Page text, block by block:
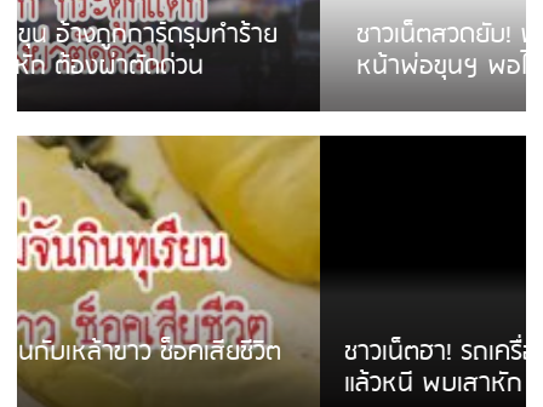
ชาวเน็ตสวดยับ! พบพม่าเร่ขายพวงมาลัย
หน้าพ่อขุนฯ พอไม่ซื้อเดินตาม
ชาวเน็ตฮา! รถเครื่องแม่สายชนป้ายร้านโลงศพ
แล้วหนี พบเสาหัก เบรคหัก หวิดได้ใช้บริการ